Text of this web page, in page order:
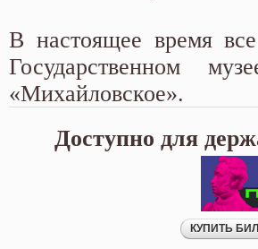
В настоящее время
Государственном
«Михайловское».
Доступно для